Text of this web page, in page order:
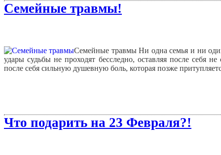
Семейные травмы!
Семейные травмыНи одна семья и ни
удары судьбы не проходят бесследно, оставляя после
после себя сильную душевную боль, которая позже
Что подарить на 23 Февраля?!